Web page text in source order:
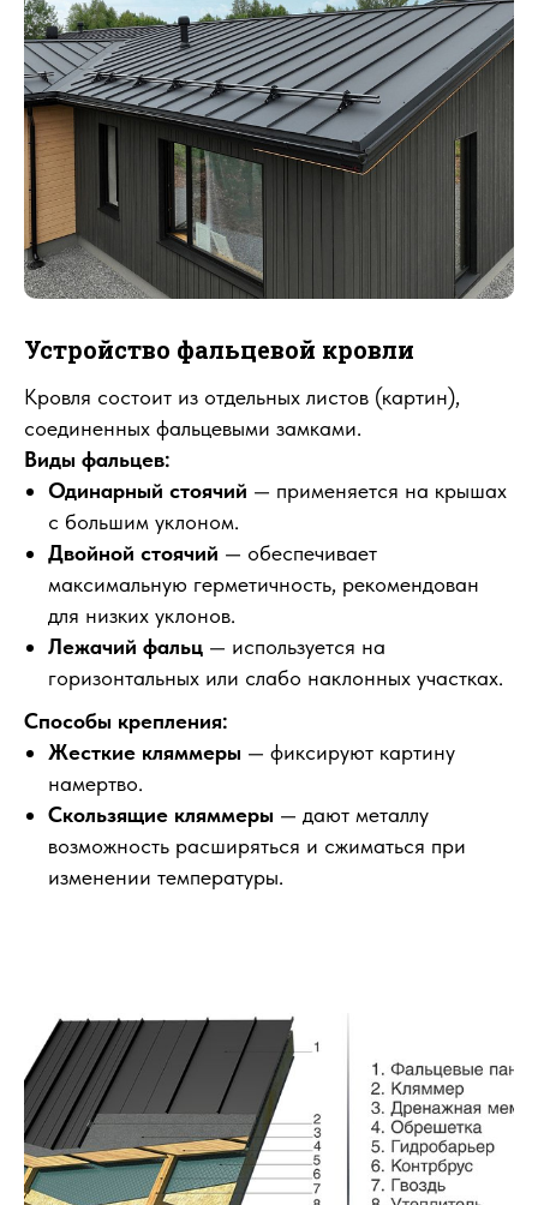
Устройство фальцевой кровли
Кровля состоит из отдельных листов (картин),
соединенных фальцевыми замками.
Виды фальцев:
Одинарный стоячий — применяется на крышах
с большим уклоном.
Двойной стоячий — обеспечивает
максимальную герметичность, рекомендован
для низких уклонов.
Лежачий фальц — используется на
горизонтальных или слабо наклонных участках.
Способы крепления:
Жесткие кляммеры — фиксируют картину
намертво.
Скользящие кляммеры — дают металлу
возможность расширяться и сжиматься при
изменении температуры.